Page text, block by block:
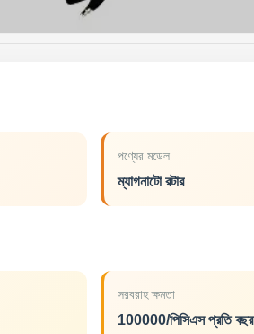
পণ্যের মডেল
ম্যাগনাটো রটার
সরবরাহ ক্ষমতা
100000/পিসিএস প্রতি বছর